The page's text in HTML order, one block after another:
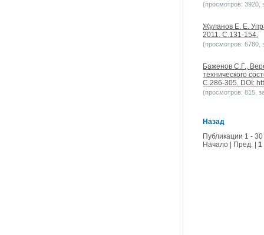
(просмотров: 3920,
Жуланов Е. Е.
2011. С.131-154.
(просмотров: 6780,
Баженов С.Г.,
технического
С.286-305. DOI:
(просмотров: 815,
Назад
Публикации 1 -
Начало | Пред. | 1